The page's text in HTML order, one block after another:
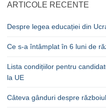
ARTICOLE RECENTE
Despre legea educației din
Ce s-a întâmplat în 6 luni de
Lista condițiilor pentru
la UE
Câteva gânduri despre